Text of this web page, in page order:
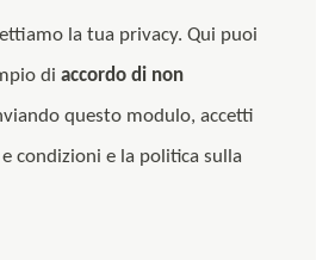
la tua privacy. Qui puoi
di accordo di non
questo modulo, accetti
condizioni e la politica sulla